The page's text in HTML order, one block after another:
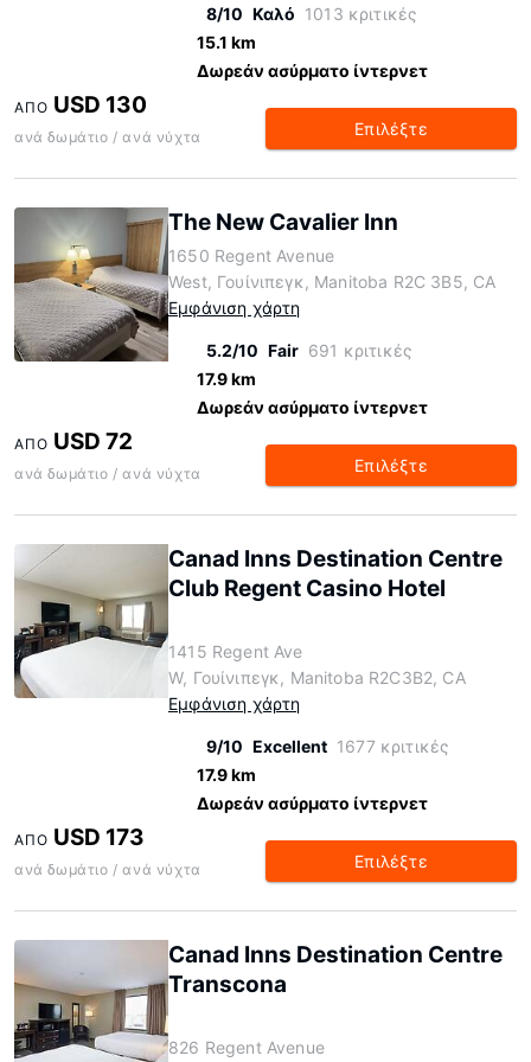
8/10 Καλό 1013 κριτικές
15.1 km
Δωρεάν ασύρματο ίντερνετ
ΑΠΌ USD 130
ανά δωμάτιο / ανά νύχτα Επιλέξτε
The New Cavalier Inn
1650 Regent Avenue
West, Γουίνιπεγκ, Manitoba R2C 3B5, CA
Εμφάνιση χάρτη
5.2/10 Fair 691 κριτικές
17.9 km
Δωρεάν ασύρματο ίντερνετ
ΑΠΌ USD 72
ανά δωμάτιο / ανά νύχτα Επιλέξτε
Canad Inns Destination Centre
Club Regent Casino Hotel
1415 Regent Ave
W, Γουίνιπεγκ, Manitoba R2C3B2, CA
Εμφάνιση χάρτη
9/10 Excellent 1677 κριτικές
17.9 km
Δωρεάν ασύρματο ίντερνετ
ΑΠΌ USD 173
ανά δωμάτιο / ανά νύχτα Επιλέξτε
Canad Inns Destination Centre
Transcona
826 Regent Avenue